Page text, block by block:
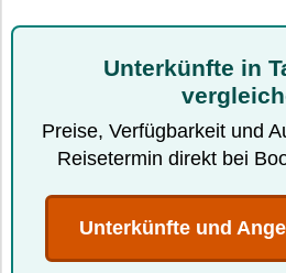
Unterkünfte in
Preise, Verfügbarkeit und
Reisetermin direkt bei
Unterkünfte und